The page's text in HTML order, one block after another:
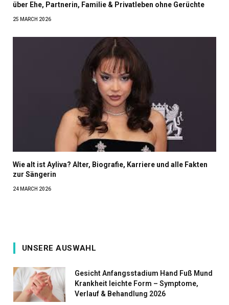
über Ehe, Partnerin, Familie & Privatleben ohne Gerüchte
25 MARCH 2026
Wie alt ist Ayliva? Alter, Biografie, Karriere und alle Fakten
zur Sängerin
24 MARCH 2026
UNSERE AUSWAHL
Gesicht Anfangsstadium Hand Fuß Mund
Krankheit leichte Form – Symptome,
Verlauf & Behandlung 2026